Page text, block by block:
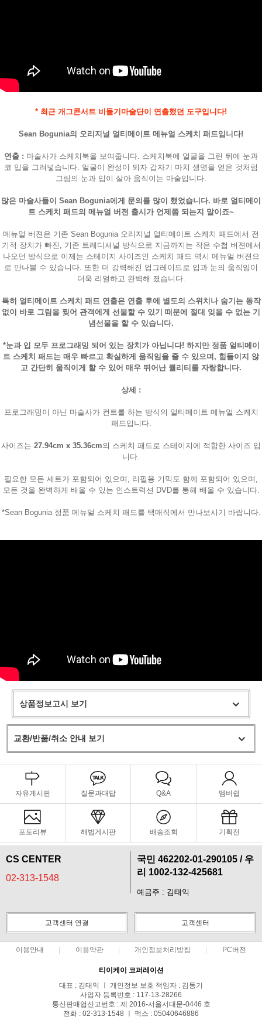
페이코 ID로
페이코 라이
PAYCO 바로
* 최근 개그콘서트 비둘기마술단이 연출했던 도구입니다!
Sean Bogunia의 오리지널 얼티메이트 메뉴얼 스케치 패드입니다!
연출 : 마술사가 스케치북을 보여줍니다. 스케치북에 얼굴을 그린 뒤에 눈과
코 입을 그려넣습니다. 얼굴이 완성이 되자 갑자기 마치 생명을 얻은 것처럼
그림의 눈과 입이 살아 움직이는 마술입니다.
많은 마술사들이 Sean Bogunia에게 문의를 많이 했었습니다. 바로 얼티메이
트 스케치 패드의 메뉴얼 버젼 출시가 언제쯤 되는지 말이죠~
메뉴얼 버젼은 기존 Sean Bogunia 오리지널 얼티메이트 스케치 패드에서 전
기적 장치가 빠진, 기존 트레디셔널 방식으로 지금까지는 작은 수첩 버젼에서
나오던 방식으로 이제는 스테이지 사이즈인 스케치 패드 역시 메뉴얼 버젼으
로 만나볼 수 있습니다. 또한 더 강력해진 업그레이드로 입과 눈의 움직임이
더욱 리얼하고 완벽해 졌습니다.
특히 얼티메이트 스케치 패드 연출은 연출 후에 별도의 스위치나 숨기는 동작
없이 바로 그림을 찢어 관객에게 선물할 수 있기 때문에 절대 잊을 수 없는 기
념선물을 할 수 있습니다.
*눈과 입 모두 프로그래밍 되어 있는 장치가 아닙니다! 하지만 정품 얼티메이
트 스케치 패드는 매우 빠르고 확실하게 움직임을 줄 수 있으며, 힘들이지 않
고 간단히 움직이게 할 수 있어 매우 뛰어난 퀄리티를 자랑합니다.
상세 :
프로그래밍이 아닌 마술사가 컨트롤 하는 방식의 얼티메이트 메뉴얼 스케치
패드입니다.
사이즈는 27.94cm x 35.36cm의 스케치 패드로 스테이지에 적합한 사이즈 입
니다.
필요한 모든 세트가 포함되어 있으며, 리필용 기믹도 함께 포함되어 있으며,
모든 것을 완벽하게 배울 수 있는 인스트럭션 DVD를 통해 배울 수 있습니다.
*Sean Bogunia 정품 메뉴얼 스케치 패드를 택매직에서 만나보시기 바랍니다.
상품정보고시 보기
교환/반품/취소 안내 보기
자유게시판 질문과대답 Q&A 멤버쉽
포토리뷰 해법게시판 배송조회 기획전
CS CENTER
02-313-1548
국민 462202-01-290105 / 우
리 1002-132-425681
예금주 : 김태익
고객센터 연결 고객센터
이용안내 이용약관 개인정보처리방침 PC버전
티이케이 코퍼레이션
대표 : 김태익 ㅣ 개인정보 보호 책임자 : 김동기
사업자 등록번호 : 117-13-28266
통신판매업신고번호 : 제 2016-서울서대문-0446 호
전화 : 02-313-1548 ㅣ 팩스 : 05040646886